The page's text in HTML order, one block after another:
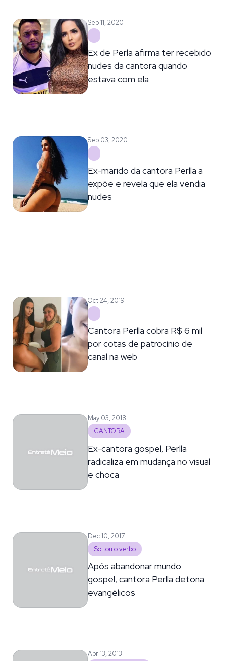
Sep 11, 2020
Ex de Perla afirma ter recebido
nudes da cantora quando
estava com ela
Sep 03, 2020
Ex-marido da cantora Perlla a
expõe e revela que ela vendia
nudes
Oct 24, 2019
Cantora Perlla cobra R$ 6 mil
por cotas de patrocínio de
canal na web
May 03, 2018
CANTORA
Ex-cantora gospel, Perlla
radicaliza em mudança no visual
e choca
Dec 10, 2017
Soltou o verbo
Após abandonar mundo
gospel, cantora Perlla detona
evangélicos
Apr 13, 2013